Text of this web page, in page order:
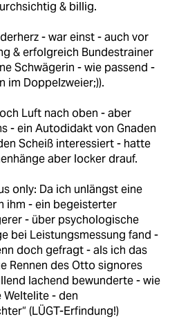
& billig.
- war einst - auch vor
& erfolgreich Bundestrainer
Schwägerin - wie passend -
im Doppelzweier;)).
Luft nach oben - aber
- ein Autodidakt von Gnaden
Scheiß interessiert - hatte
aber locker drauf.
only: Da ich unlängst eine
ihm - ein begeisterter
- über psychologische
bei Leistungsmessung fand -
doch gefragt - als ich das
Rennen des Otto signores
lachend bewunderte - wie
Weltelite - den
(LÜGT-Erfindung!)